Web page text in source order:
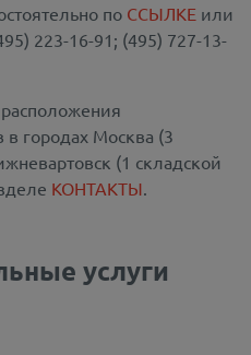
по ССЫЛКЕ или
223-16-91; (495) 727-13-
расположения
городах Москва (3
(1 складской
КОНТАКТЫ.
услуги